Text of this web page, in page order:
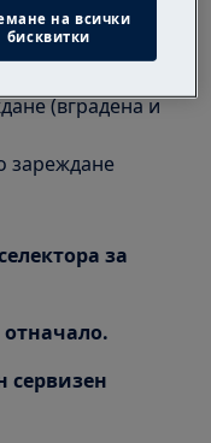
(вградена и
зареждане
за
сервизен
на всички
бисквитки